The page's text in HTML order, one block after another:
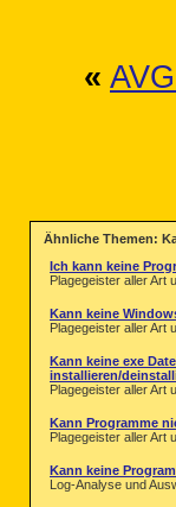
«
Ähnliche Themen:
Ich kann keine
Plagegeister aller Art
Kann keine
Plagegeister aller Art
Kann keine exe
installieren/
Plagegeister aller Art
Kann Programme
Plagegeister aller Art
Kann keine
Log-Analyse und